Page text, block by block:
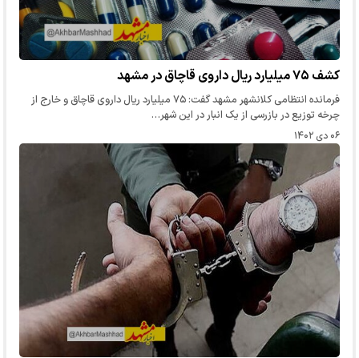
کشف ۷۵ میلیارد ریال داروی قاچاق در مشهد
فرمانده انتظامی کلانشهر مشهد گفت: ۷۵ میلیارد ریال داروی قاچاق و خارج از
چرخه توزیع در بازرسی از یک انبار در این شهر…
۰۶ دی ۱۴۰۲